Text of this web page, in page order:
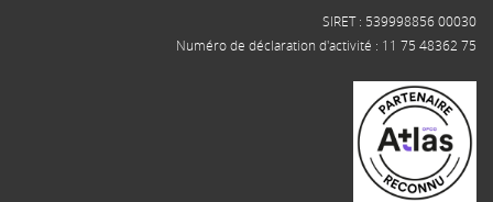
SIRET : 539998856 00030
Numéro de déclaration d'activité : 11 75 48362 75